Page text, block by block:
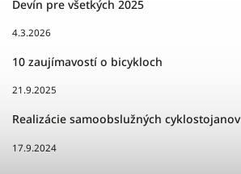
Devín pre všetkých 2025
4.3.2026
10 zaujímavostí o bicykloch
21.9.2025
Realizácie samoobslužných cyklostojanov
17.9.2024